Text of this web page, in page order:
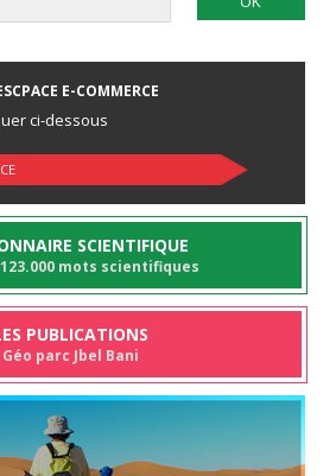
E-COMMERCE
ci-dessous
SCIENTIFIQUE
mots scientifiques
PUBLICATIONS
Géo parc Jbel Bani